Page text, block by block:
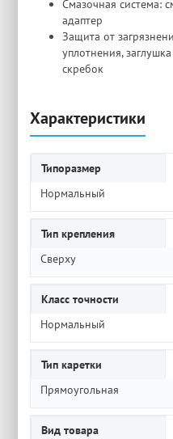
Смазочная система:
адаптер
Защита от
уплотнения,
скребок
Характеристики
Типоразмер
Нормальный
Тип крепления
Сверху
Класс точности
Нормальный
Тип каретки
Прямоугольная
Вид товара